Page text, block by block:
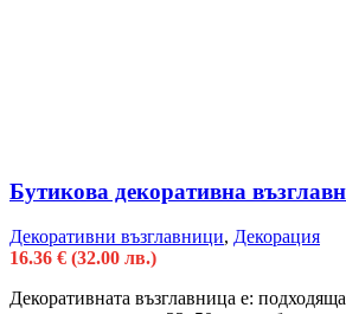
Бутикова декоративна
Декоративни възглавници, Декорация
16.36 € (32.00 лв.)
Декоративната възглавница е: